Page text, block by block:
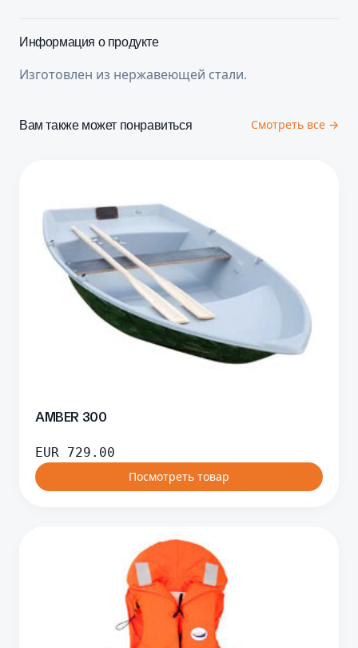
Информация о продукте
Изготовлен из нержавеющей стали.
Вам также может понравиться Смотреть все →
AMBER 300
EUR 729.00
Посмотреть товар